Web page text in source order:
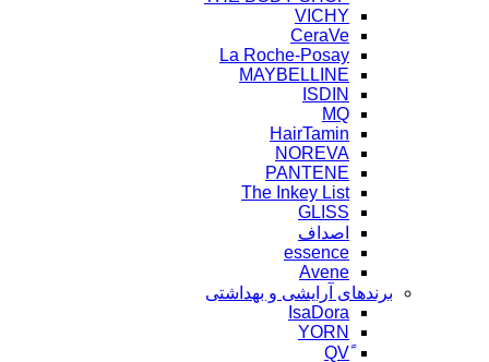
VICHY
CeraVe
La Roche-Posay
MAYBELLINE
ISDIN
MQ
HairTamin
NOREVA
PANTENE
The Inkey List
GLISS
اصداف
essence
Avene
برندهای آرایشی و بهداشتی
IsaDora
YORN